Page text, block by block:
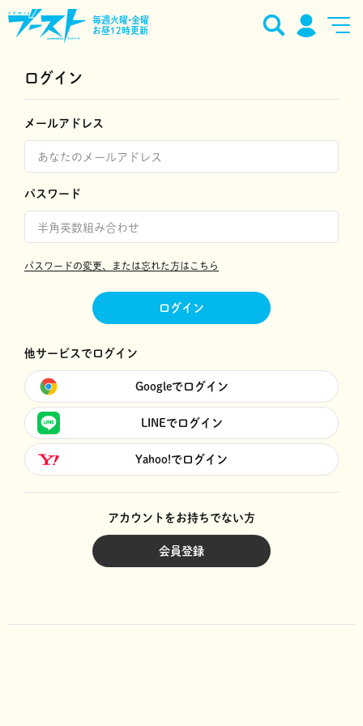
毎週火曜•金曜
お昼12時更新
ログイン
メールアドレス
パスワード
パスワードの変更、または忘れた方はこちら
ログイン
他サービスでログイン
Googleでログイン
LINEでログイン
Yahoo!でログイン
アカウントをお持ちでない方
会員登録